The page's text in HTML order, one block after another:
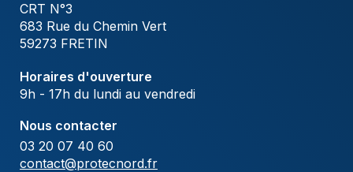
CRT N°3
683 Rue du Chemin Vert
59273 FRETIN
Horaires d'ouverture
9h - 17h du lundi au vendredi
Nous contacter
03 20 07 40 60
contact@protecnord.fr